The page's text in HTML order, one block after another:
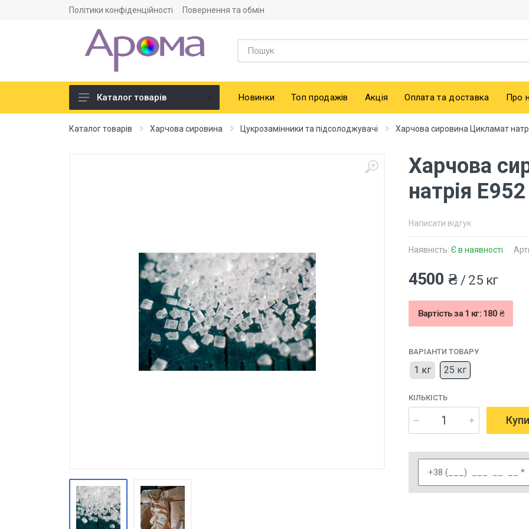
Політики конфіденційності Повернення та обмін
Ароматизатори
Каталог товарів Новинки Топ продажів Акція Оплата та доставка Про
Каталог товарів Харчова сировина Цукрозамінники та підсолоджувачі Харчова сировина Цикламат
Харчова
натрія
Написати відгук
Наявність: Є в наявності
4500 ₴/ 25 кг
Вартість за 1 кг: 180 ₴
ВАРІАНТИ ТОВАРУ
1 кг 25 кг
КІЛЬКІСТЬ